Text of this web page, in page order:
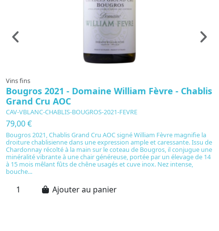
Vins fins
Bougros 2021 - Domaine William Fèvre - Chablis
Grand Cru AOC
CAV-VBLANC-CHABLIS-BOUGROS-2021-FEVRE
79,00 €
Bougros 2021, Chablis Grand Cru AOC signé William Fèvre magnifie la
droiture chablisienne dans une expression ample et caressante. Issu de
Chardonnay récolté à la main sur le coteau de Bougros, il conjugue une
minéralité vibrante à une chair généreuse, portée par un élevage de 14
à 15 mois mêlant fûts de chêne usagés et cuve inox. Nez intense,
bouche...
Ajouter au panier